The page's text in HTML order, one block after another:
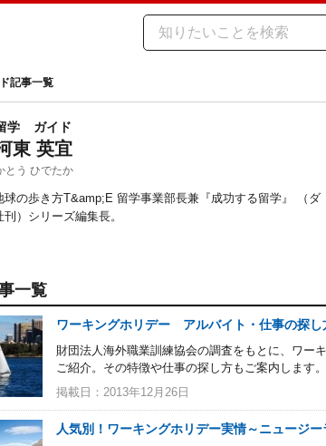
記事一覧
学 ガイド
東 英宜
とう ひでたか
球の歩き方T&amp;E 留学事業部長兼『成功する留学』 （ダ
）シリーズ編集長。
一覧
ワーキングホリデー アルバイト・仕事の探し
財団法人海外職業訓練協会の調査をもとに、ワー
ご紹介。その特徴や仕事の探し方もご案内します。
掲載日：2013年12月26日
人気別！ワーキングホリデー実情～ニュージ